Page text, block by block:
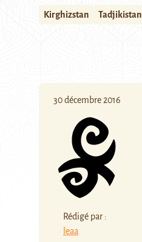
Kirghizstan Tadjikistan
30 décembre 2016
Rédigé par :
leaa